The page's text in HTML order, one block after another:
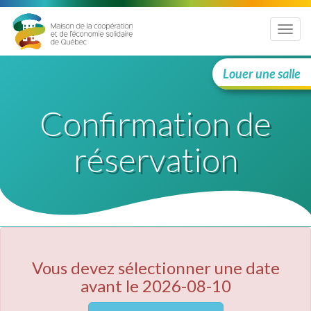
Menu
Louer une salle
Confirmation de
réservation
Vous devez sélectionner une date
avant le 2026-08-10